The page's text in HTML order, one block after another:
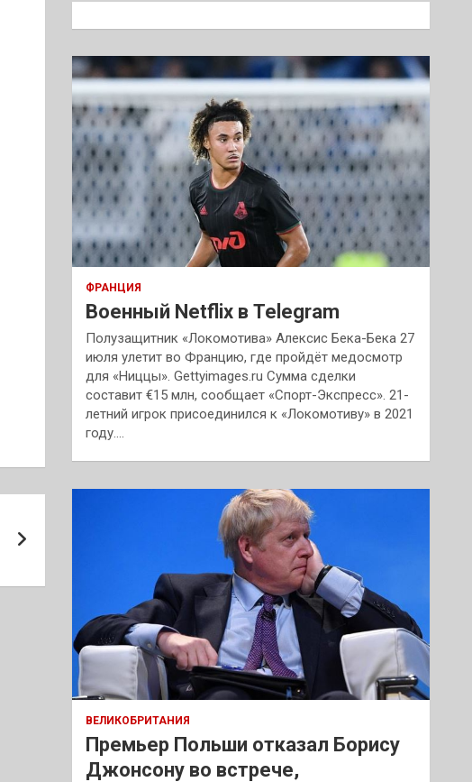
к
ФРАНЦИЯ
Военный Netflix в Telegram
Полузащитник «Локомотива» Алексис Бека-Бека 27
июля улетит во Францию, где пройдёт медосмотр
для «Ниццы». Gettyimages.ru Сумма сделки
составит €15 млн, сообщает «Спорт-Экспресс». 21-
летний игрок присоединился к «Локомотиву» в 2021
году.…
ВЕЛИКОБРИТАНИЯ
Премьер Польши отказал Борису
Джонсону во встрече,